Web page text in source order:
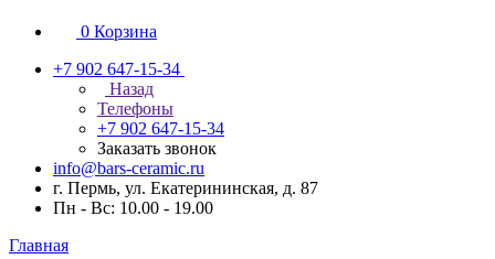
0 Корзина
+7 902 647-15-34
Назад
Телефоны
+7 902 647-15-34
Заказать звонок
info@bars-ceramic.ru
г. Пермь, ул. Екатерининская, д. 87
Пн - Вс: 10.00 - 19.00
Главная